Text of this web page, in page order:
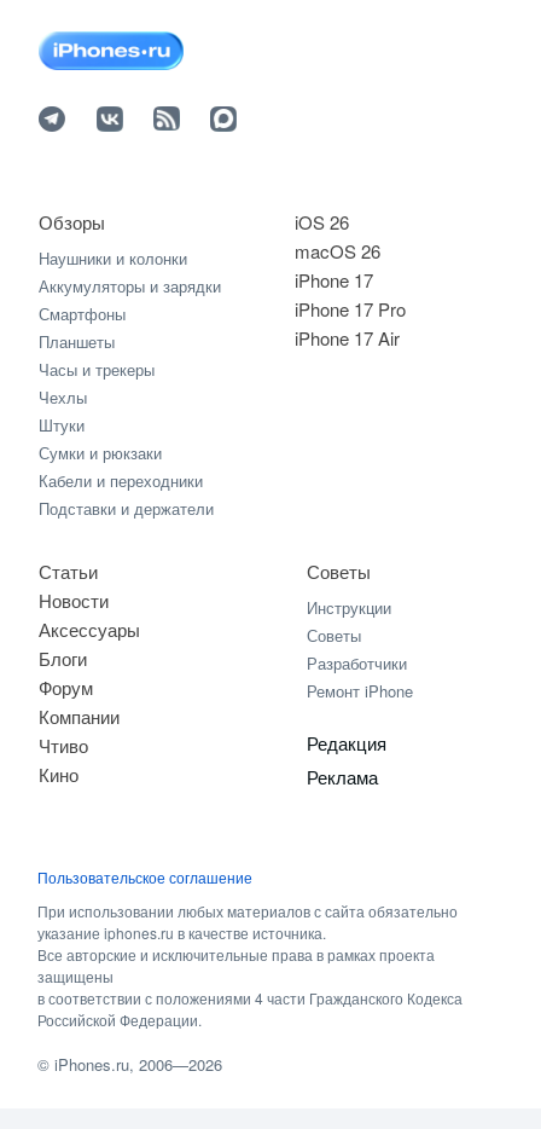
iOS 26
macOS 26
iPhone 17
iPhone 17 Pro
iPhone 17 Air
Обзоры
Наушники и колонки
Аккумуляторы и зарядки
Смартфоны
Планшеты
Часы и трекеры
Чехлы
Штуки
Сумки и рюкзаки
Кабели и переходники
Подставки и держатели
Статьи
Новости
Аксессуары
Блоги
Форум
Компании
Чтиво
Кино
Советы
Инструкции
Советы
Разработчики
Ремонт iPhone
Редакция
Реклама
Пользовательское соглашение
При использовании любых материалов с сайта обязательно
указание iphones.ru в качестве источника.
Все авторские и исключительные права в рамках проекта
защищены
в соответствии с положениями 4 части Гражданского Кодекса
Российской Федерации.
©iPhones.ru, 2006—2026